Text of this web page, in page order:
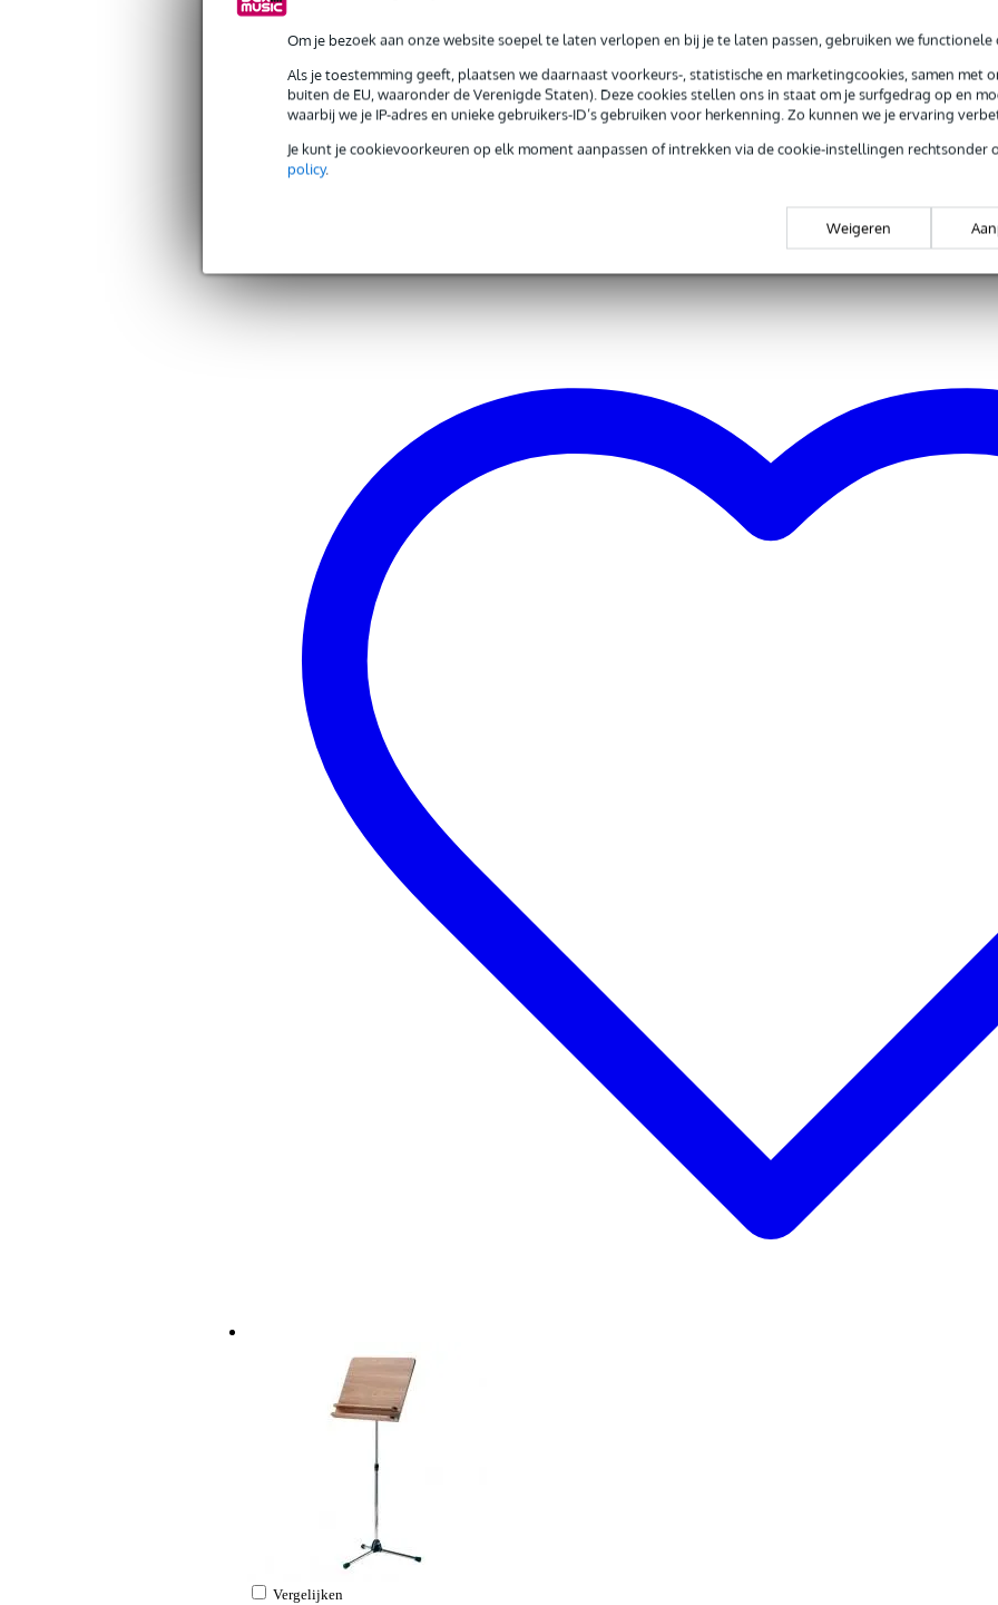
Om je bezoek aan onze website soepel te laten verlopen en bij je te laten passen, gebruiken we functionele
Als je toestemming geeft, plaatsen we daarnaast voorkeurs-, statistische en marketingcookies, samen met
buiten de EU, waaronder de Verenigde Staten). Deze cookies stellen ons in staat om je surfgedrag op en
waarbij we je IP-adres en unieke gebruikers-ID’s gebruiken voor herkenning. Zo kunnen we je ervaring
Je kunt je cookievoorkeuren op elk moment aanpassen of intrekken via de cookie-instellingen rechtsonder
policy.
Weigeren
Gewicht
80,0 x 34,0 x 14,5 cm
Productspecificaties
keyboardbankje
gemaakt van zwart imitatieleer
voorzien van uniek verstelmechanisme
hoogte: 405 x 605 mm
Vergelijken